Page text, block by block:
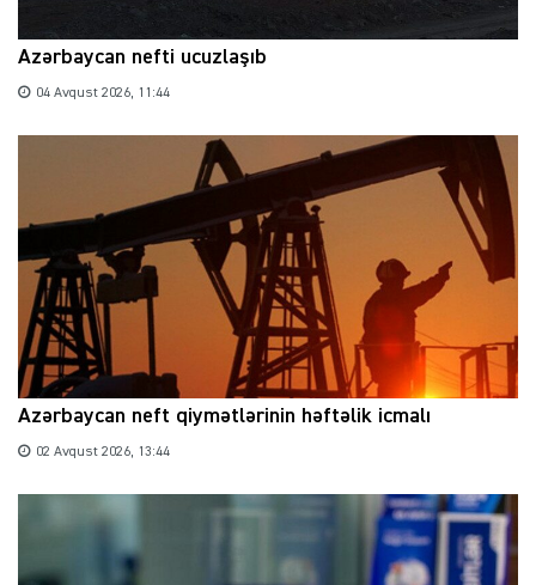
Azərbaycan nefti ucuzlaşıb
04 Avqust 2026, 11:44
Azərbaycan neft qiymətlərinin həftəlik icmalı
02 Avqust 2026, 13:44